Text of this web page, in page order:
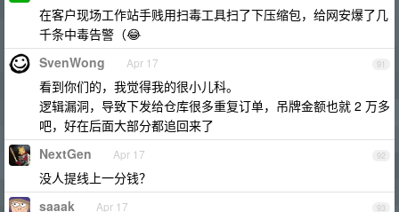
在客户现场工作站手贱用扫毒工具扫了下压缩包，给网安爆了几
千条中毒告警（😂
91
SvenWong Apr 17
看到你们的，我觉得我的很小儿科。
逻辑漏洞，导致下发给仓库很多重复订单，吊牌金额也就 2 万多
吧，好在后面大部分都追回来了
92
NextGen Apr 17
没人提线上一分钱？
93
saaak Apr 17